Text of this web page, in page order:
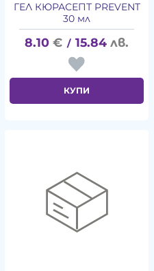
ГЕЛ КЮРАСЕПТ PREVENT
30 мл
8.10 € / 15.84 лв.
КУПИ